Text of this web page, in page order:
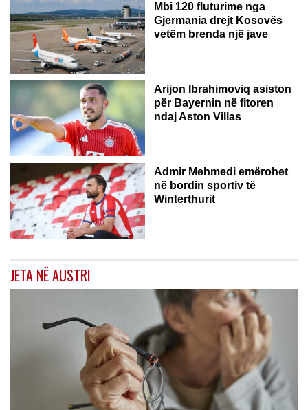
Mbi 120 fluturime nga
Gjermania drejt Kosovës
vetëm brenda një jave
Arijon Ibrahimoviq asiston
për Bayernin në fitoren
ndaj Aston Villas
ZVICËR
Admir Mehmedi emërohet
në bordin sportiv të
Winterthurit
JETA NË AUSTRI